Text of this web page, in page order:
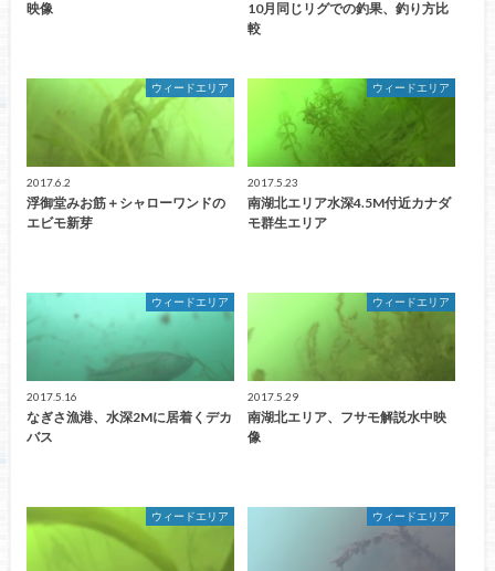
映像
10月同じリグでの釣果、釣り方比
較
ウィードエリア
2017.6.2
浮御堂みお筋＋シャローワンドの
エビモ新芽
ウィードエリア
2017.5.23
南湖北エリア水深4.5M付近カナダ
モ群生エリア
ウィードエリア
2017.5.16
なぎさ漁港、水深2Mに居着くデカ
バス
ウィードエリア
2017.5.29
南湖北エリア、フサモ解説水中映
像
ウィードエリア ウィードエリア